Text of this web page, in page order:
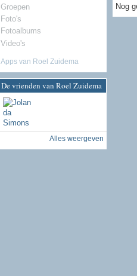
Groepen
Foto's
Fotoalbums
Video's
Apps van Roel Zuidema
De vrienden van Roel Zuidema
Alles weergeven
Nog